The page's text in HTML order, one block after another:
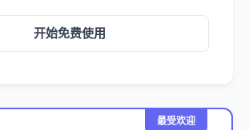
开始免费使用
最受欢迎